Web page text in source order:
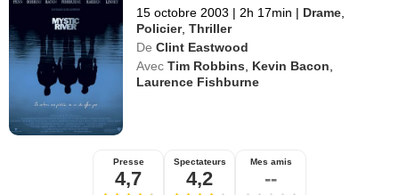
15 octobre 2003 | 2h 17min | Drame
Policier,Thriller
De Clint Eastwood
Avec Tim Robbins Kevin Bacon
Laurence Fishburne
Presse
4,7
Spectateurs
4,2
Mes amis
--